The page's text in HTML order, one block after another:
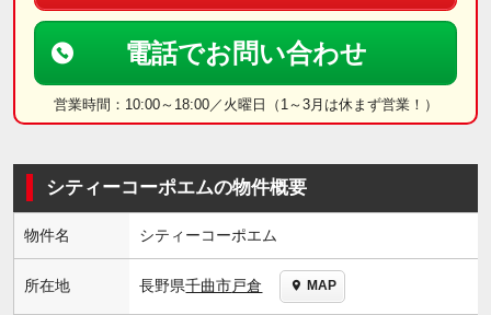
電話でお問い合わせ
営業時間：10:00～18:00／火曜日（1～3月は休まず営業！）
シティーコーポエムの物件概要
物件名 シティーコーポエム
所在地 長野県千曲市戸倉 MAP